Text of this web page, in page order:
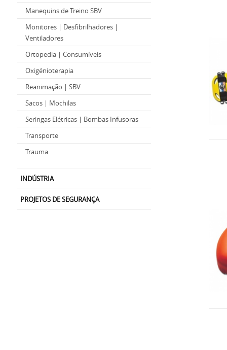
Manequins de Treino SBV
Monitores | Desfibrilhadores |
Ventiladores
Ortopedia | Consumíveis
Oxigénioterapia
Reanimação | SBV
Sacos | Mochilas
Seringas Elétricas | Bombas Infusoras
Transporte
Trauma
INDÚSTRIA
PROJETOS DE SEGURANÇA